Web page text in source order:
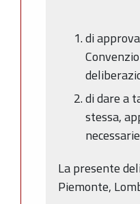
di
di dare a
stessa,
La presente
Piemonte,